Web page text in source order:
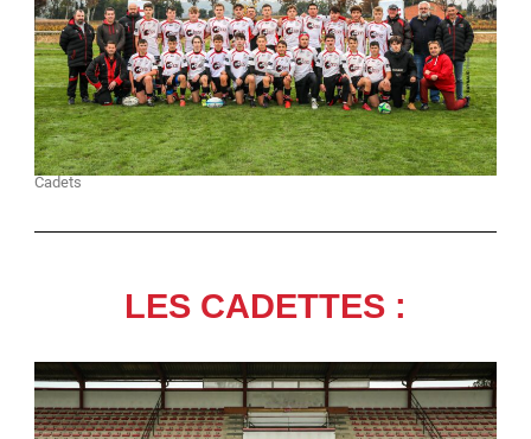
Cadets
LES CADETTES :